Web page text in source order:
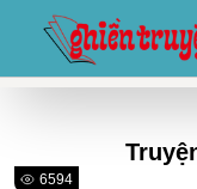
Truyện Mới Cập Nhật
Thể loại
6594